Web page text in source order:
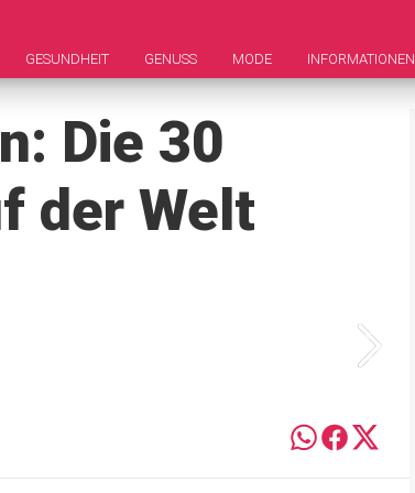
GESUNDHEIT GENUSS MODE INFORMATIONEN
Die 30
der Welt